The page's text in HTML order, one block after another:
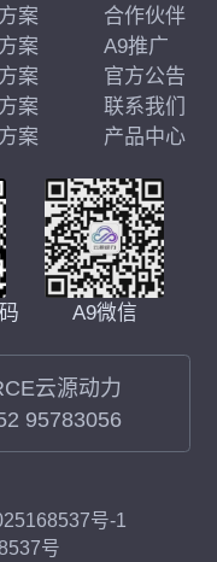
A9微信
云源动力
95783056
案
案
案
案
案
合作伙伴
A9推广
官方公告
联系我们
产品中心
号-1
号